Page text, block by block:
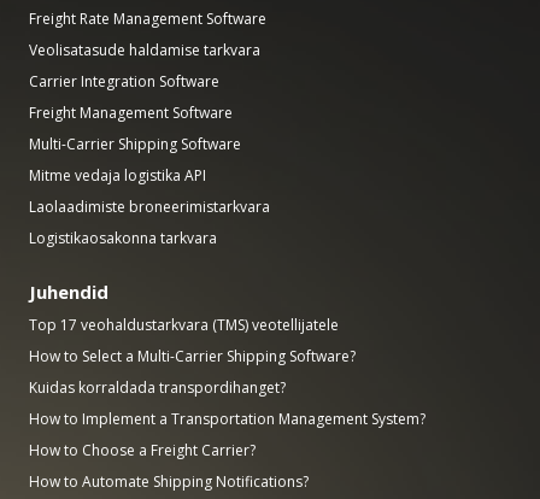
Freight Rate Management Software
Veolisatasude haldamise tarkvara
Carrier Integration Software
Freight Management Software
Multi-Carrier Shipping Software
Mitme vedaja logistika API
Laolaadimiste broneerimistarkvara
Logistikaosakonna tarkvara
Juhendid
Top 17 veohaldustarkvara (TMS) veotellijatele
How to Select a Multi-Carrier Shipping Software?
Kuidas korraldada transpordihanget?
How to Implement a Transportation Management System?
How to Choose a Freight Carrier?
How to Automate Shipping Notifications?